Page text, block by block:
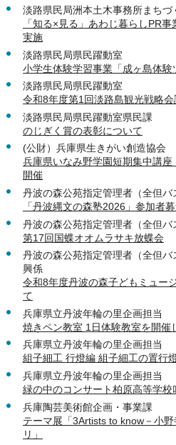
淡路県民局洲本土木事務所まちづ
「知る×見る」あわじ暮らしPR
実施
淡路県民局県民躍動室
小学生体験学習事業「成ヶ島体
淡路県民局県民躍動室
令和8年度第1回淡路島観光戦略
淡路県民局県民躍動室県民課
のじぎく賞の表彰について
(公財）兵庫県生きがい創造協会
兵庫県いなみ野学園短期集中講
開催
丹波の森公苑指定管理者（全但
「丹波縄文の森塾2026」参加者
丹波の森公苑指定管理者（全但
第17回国蝶オオムラサキ放蝶会
丹波の森公苑指定管理者（全但
興係
令和8年度丹波の森子どもミュー
て
兵庫県立丹波年輪の里企画担当
焼きペン教室 1日体験教室を開催
兵庫県立丹波年輪の里企画担当
組子細工 行燈編 組子細工の置行
兵庫県立丹波年輪の里企画担当
緑の中のコンサート柏原高等学
兵庫陶芸美術館企画・事業課
テーマ展「3Artists to know－小
リ」